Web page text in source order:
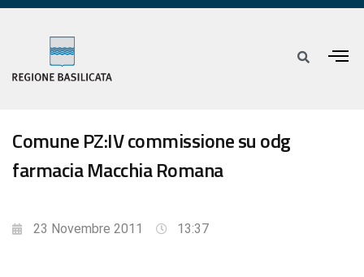
Comune PZ:IV commissione su odg
farmacia Macchia Romana
23 Novembre 2011 13:37